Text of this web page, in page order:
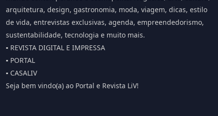
arquitetura, design, gastronomia, moda, viagem, dicas, estilo
de vida, entrevistas exclusivas, agenda, empreendedorismo,
sustentabilidade, tecnologia e muito mais.
▪️ REVISTA DIGITAL E IMPRESSA
▪️ PORTAL
▪️ CASALIV
Seja bem vindo(a) ao Portal e Revista LiV!